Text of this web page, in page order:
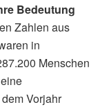
Bedeutung
Zahlen aus
in
Menschen
Vorjahr